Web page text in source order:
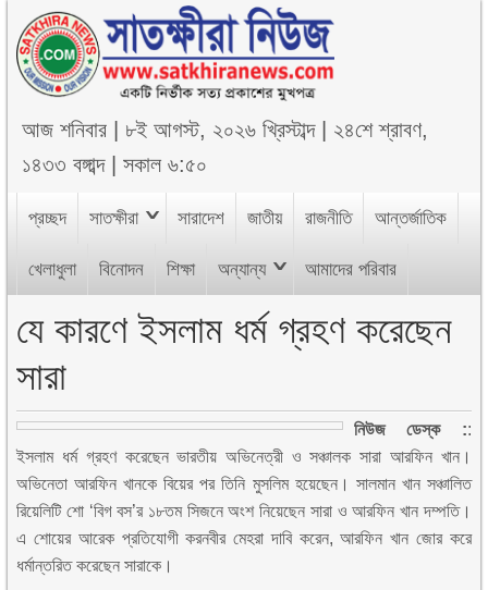
আজশনিবার ৮ই আগস্ট, ২০২৬ খ্রিস্টাব্দ| ২৪শে শ্রাবণ,
১৪৩৩ বঙ্গাব্দ|সকাল ৬:৫০
প্রচ্ছদ সাতক্ষীরা সারাদেশ জাতীয় রাজনীতি আন্তর্জাতিক
খেলাধুলা বিনোদন শিক্ষা অন্যান্য আমাদের পরিবার
যে কারণে ইসলাম ধর্ম গ্রহণ করেছেন
সারা
নিউজ ডেস্ক ::
ইসলাম ধর্ম গ্রহণ করেছেন ভারতীয় অভিনেত্রী ও সঞ্চালক সারা আরফিন খান।
অভিনেতা আরফিন খানকে বিয়ের পর তিনি মুসলিম হয়েছেন। সালমান খান সঞ্চালিত
রিয়েলিটি শো ‘বিগ বস’র ১৮তম সিজনে অংশ নিয়েছেন সারা ও আরফিন খান দম্পতি।
এ শোয়ের আরেক প্রতিযোগী করনবীর মেহরা দাবি করেন, আরফিন খান জোর করে
ধর্মান্তরিত করেছেন সারাকে।